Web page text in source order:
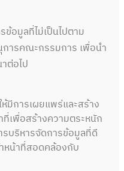
อมูลที่ไม่เป็นไปตาม
การคณะกรรมการ เพื่อนำ
ต่อไป
มีการเผยแพร่และสร้าง
ที่เพื่อสร้างความตระหนัก
บริหารจัดการข้อมูลที่ดี
หน้าที่สอดคล้องกับ